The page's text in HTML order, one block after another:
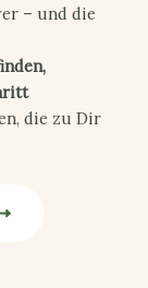
– und die
die zu Dir